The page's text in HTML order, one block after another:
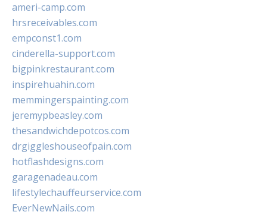
ameri-camp.com
hrsreceivables.com
empconst1.com
cinderella-support.com
bigpinkrestaurant.com
inspirehuahin.com
memmingerspainting.com
jeremypbeasley.com
thesandwichdepotcos.com
drgiggleshouseofpain.com
hotflashdesigns.com
garagenadeau.com
lifestylechauffeurservice.com
EverNewNails.com